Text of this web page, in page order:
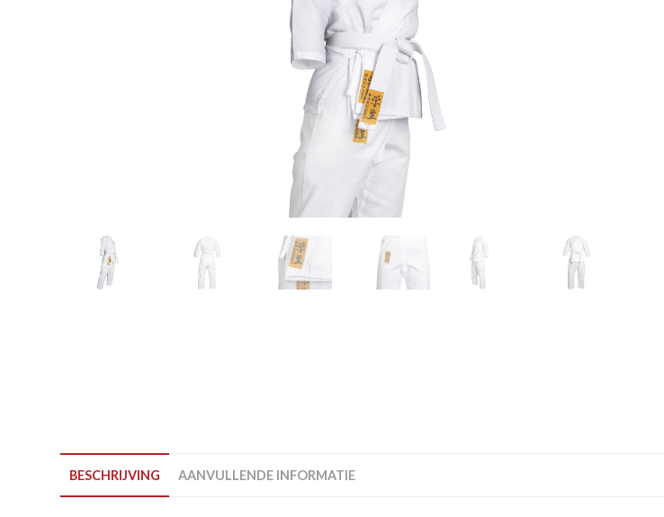
Voor dames
Zakhandschoenen
Trainingsartikelen
Bokszak
Bevestigingsmateriaal
bokszak
Bokspoppen
Stoot- en trapkussens
BESCHRIJVING AANVULLENDE INFORMATIE